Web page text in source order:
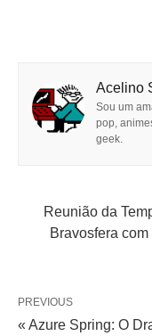
Acelino
Sou um
pop,
geek.
Reunião da
Bravosfera
PREVIOUS
« Azure Spring: O